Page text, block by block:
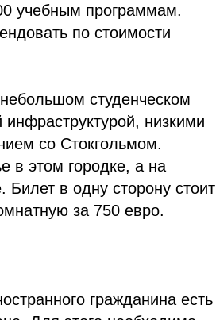
учебным программам.
по стоимости
студенческом
низкими
со Стокгольмом.
в этом городке, а на
Билет в одну сторону стоит
за 750 евро.
гражданина есть